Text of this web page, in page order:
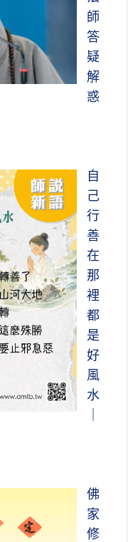
師
答
疑
解
惑
自
己
行
善
在
那
裡
都
是
好
風
水
佛
家
修